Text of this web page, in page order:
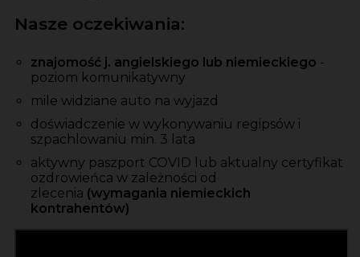
Nasze oczekiwania:
znajomość j. angielskiego lub niemieckiego -
poziom komunikatywny
mile widziane auto na wyjazd
doświadczenie w wykonywaniu regipsów i
szpachlowaniu min. 3 lata
aktywny paszport COVID lub aktualny certyfikat
ozdrowieńca w zależności od
zlecenia (wymagania niemieckich
kontrahentów)